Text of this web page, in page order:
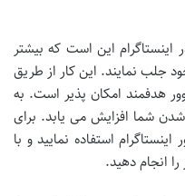
این است که بیشتر
جلب نمایند. این کار از طریق
هدفمند امکان پذیر است. به
شما افزایش می یابد. برای
استفاده نمایید و با
انجام دهید.